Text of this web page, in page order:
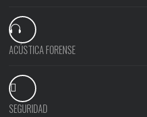
ACÚSTICA FORENSE
SEGURIDAD